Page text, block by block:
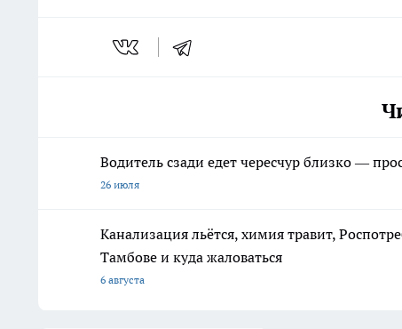
Водитель сзади едет чересчур близко —
26 июля
Канализация льётся, химия травит,
Тамбове и куда жаловаться
6 августа